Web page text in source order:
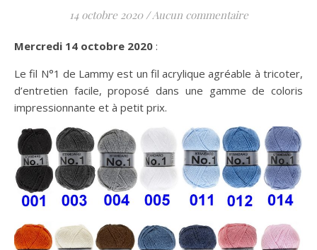
14 octobre 2020 / Aucun commentaire
Mercredi 14 octobre 2020 :
Le fil N°1 de Lammy est un fil acrylique agréable à tricoter,
d’entretien facile, proposé dans une gamme de coloris
impressionnante et à petit prix.